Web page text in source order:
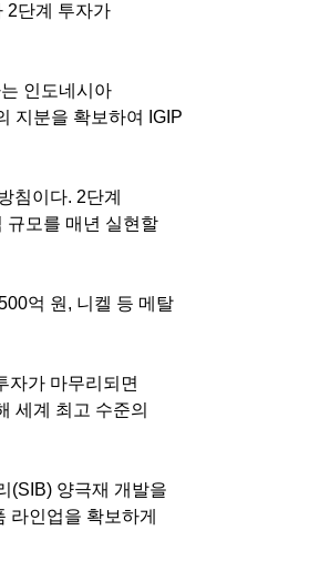
2단계 투자가
인도네시아
지분을 확보하여
IGIP
침이다. 2단계
규모를 매년 실현할
억 원 , 니켈 등 메탈
자가 마무리되면
세계 최고 수준의
(SIB) 양극재 개발을
라인업을 확보하게